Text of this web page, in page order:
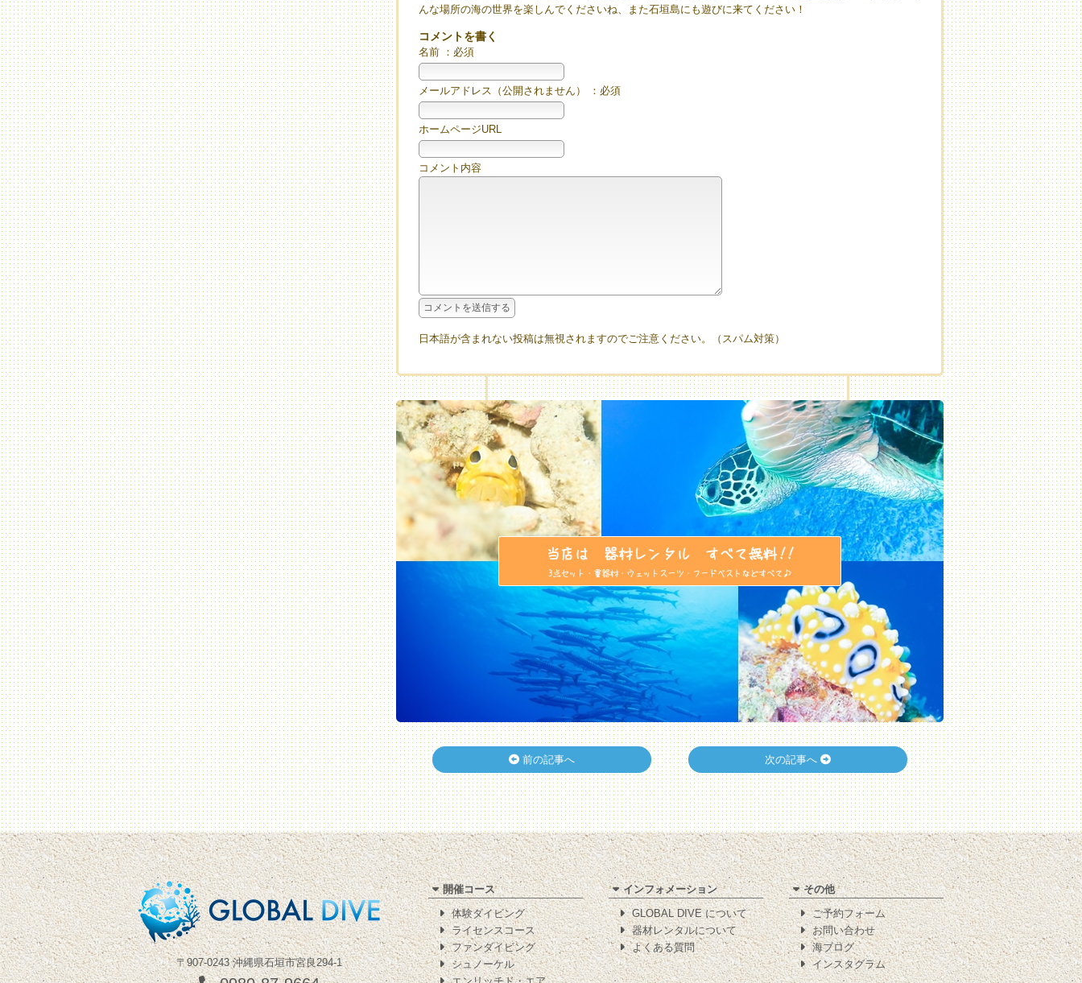
んな場所の海の世界を楽しんでくださいね、また石垣島にも遊びに来てください！
コメントを書く
名前 ：必須
メールアドレス（公開されません） ：必須
ホームページURL
コメント内容
日本語が含まれない投稿は無視されますのでご注意ください。（スパム対策）
前の記事へ 次の記事へ
〒907-0243 沖縄県石垣市宮良294-1
開催コース
体験ダイビング
ライセンスコース
ファンダイビング
シュノーケル
インフォメーション
GLOBAL DIVE について
器材レンタルについて
よくある質問
その他
ご予約フォーム
お問い合わせ
海ブログ
インスタグラム